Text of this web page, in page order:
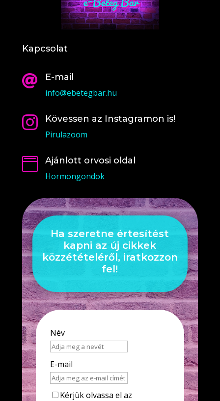
Kapcsolat

E-mail
info@ebetegbar.hu

Kövessen az Instagramon is!
Pirulazoom

Ajánlott orvosi oldal
Hormongondok
Ha szeretne értesítést
kapni az új cikkek
közzétételéről, iratkozzon
fel!
Név
E-mail
Kérjük olvassa el az